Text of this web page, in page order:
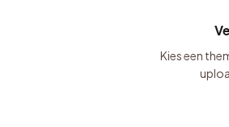
Kies een